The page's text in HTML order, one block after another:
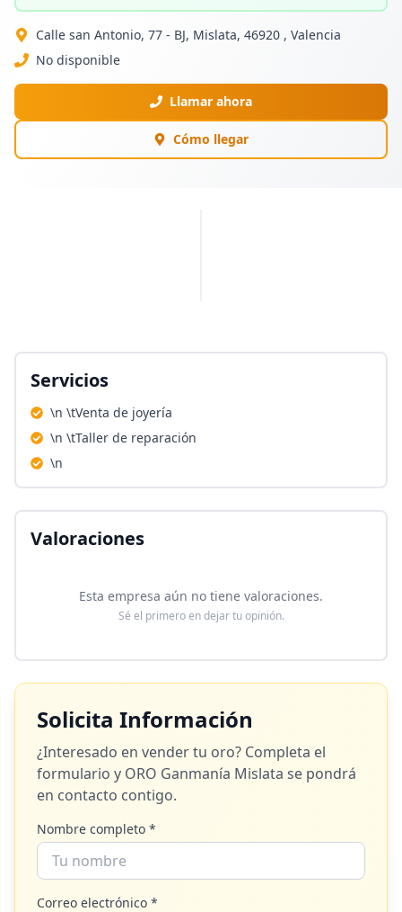
Calle san Antonio, 77 - BJ, Mislata, 46920 , Valencia
No disponible
Llamar ahora
Cómo llegar
Servicios
\n \tVenta de joyería
\n \tTaller de reparación
\n
Valoraciones
Esta empresa aún no tiene valoraciones.
Sé el primero en dejar tu opinión.
Solicita Información
¿Interesado en vender tu oro? Completa el
formulario y ORO Ganmanía Mislata se pondrá
en contacto contigo.
Nombre completo *
Correo electrónico *